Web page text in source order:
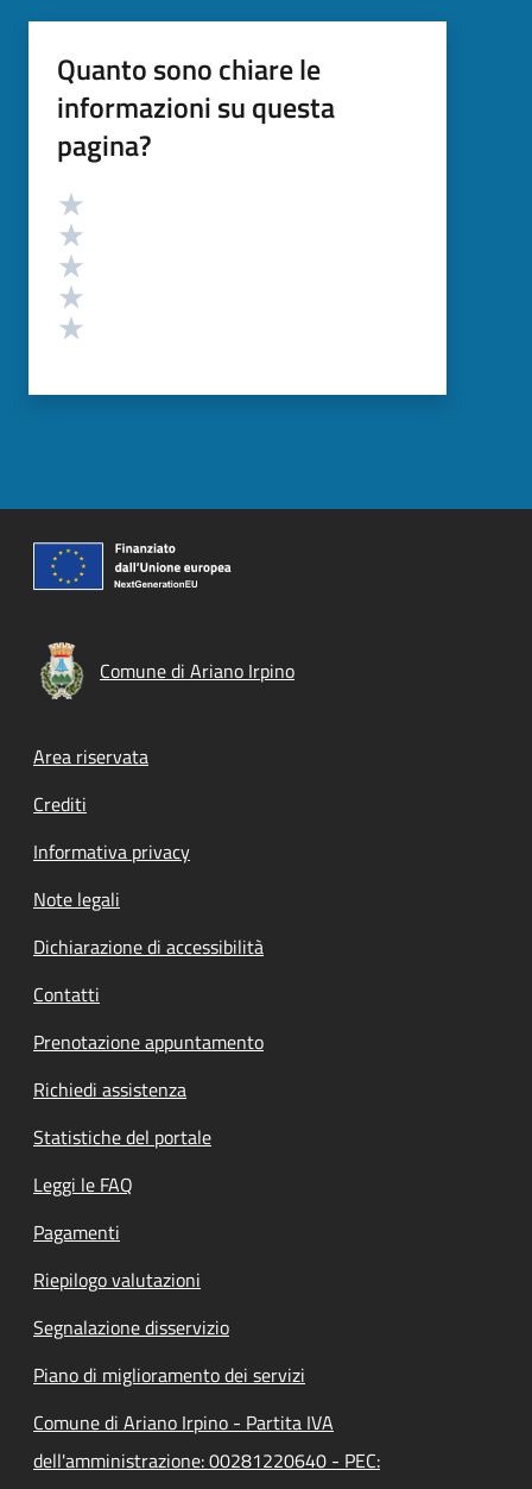
Quanto sono chiare le
informazioni su questa
pagina?
Valutazione
Comune di Ariano Irpino
Footer menu
Area riservata
Crediti
Informativa privacy
Note legali
Dichiarazione di accessibilità
Contatti
Prenotazione appuntamento
Richiedi assistenza
Statistiche del portale
Leggi le FAQ
Pagamenti
Riepilogo valutazioni
Segnalazione disservizio
Piano di miglioramento dei servizi
Comune di Ariano Irpino - Partita IVA
dell'amministrazione: 00281220640 - PEC: